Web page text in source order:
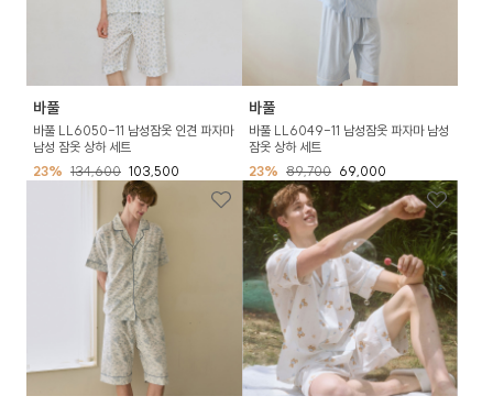
바풀
바풀 LL6050-11 남성잠옷 인견 파자마
남성 잠옷 상하 세트
23% 134,600 103,500
바풀
바풀 LL6049-11 남성잠옷 파자마 남성
잠옷 상하 세트
23% 89,700 69,000